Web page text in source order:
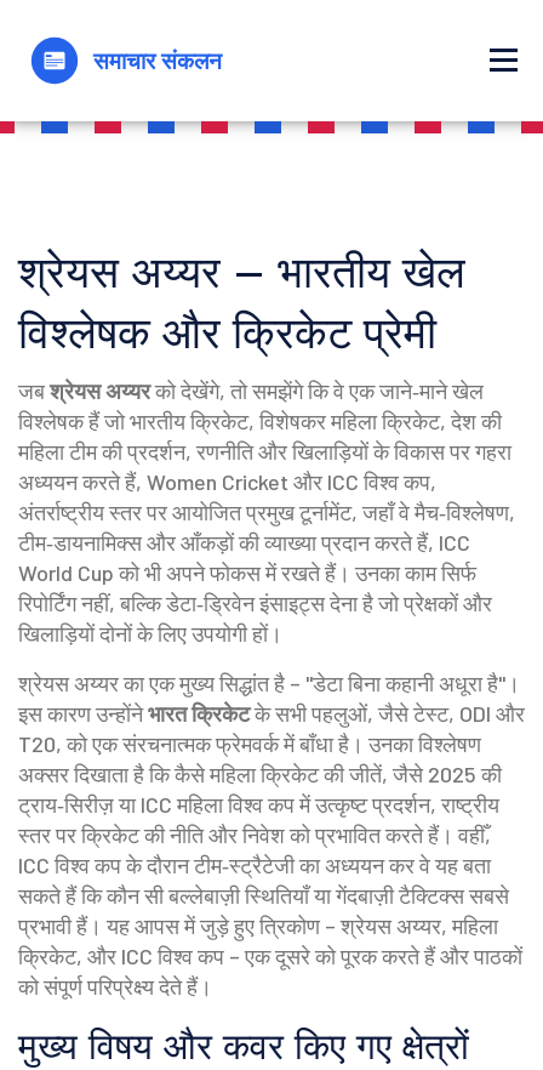
श्रेयस अय्यर – भारतीय खेल
विश्लेषक और क्रिकेट प्रेमी
जबश्रेयस अय्यरको देखेंगे, तो समझेंगे कि वे एक जाने‑माने खेल
विश्लेषक हैं जो भारतीय क्रिकेट, विशेषकरमहिला क्रिकेट,देश की
महिला टीम की प्रदर्शन, रणनीति और खिलाड़ियों के विकास पर गहरा
अध्ययन करते हैं, Women Cricket और ICC विश्व कप,
अंतर्राष्ट्रीय स्तर पर आयोजित प्रमुख टूर्नामेंट, जहाँ वे मैच‑विश्लेषण,
टीम‑डायनामिक्स और आँकड़ों की व्याख्या प्रदान करते हैं, ICC
World Cupको भी अपने फोकस में रखते हैं। उनका काम सिर्फ
रिपोर्टिंग नहीं, बल्कि डेटा‑ड्रिवेन इंसाइट्स देना है जो प्रेक्षकों और
खिलाड़ियों दोनों के लिए उपयोगी हों।
श्रेयस अय्यर का एक मुख्य सिद्धांत है – "डेटा बिना कहानी अधूरा है"।
इस कारण उन्होंनेभारत क्रिकेटके सभी पहलुओं, जैसे टेस्ट, ODI और
T20, को एक संरचनात्मक फ्रेमवर्क में बाँधा है। उनका विश्लेषण
अक्सर दिखाता है कि कैसे महिला क्रिकेट की जीतें, जैसे 2025 की
ट्राय‑सिरीज़ या ICC महिला विश्व कप में उत्कृष्ट प्रदर्शन, राष्ट्रीय
स्तर पर क्रिकेट की नीति और निवेश को प्रभावित करते हैं। वहीँ,
ICC विश्व कप के दौरान टीम‑स्ट्रैटेजी का अध्ययन कर वे यह बता
सकते हैं कि कौन सी बल्लेबाज़ी स्थितियाँ या गेंदबाज़ी टैक्टिक्स सबसे
प्रभावी हैं। यह आपस में जुड़े हुए त्रिकोण – श्रेयस अय्यर, महिला
क्रिकेट, और ICC विश्व कप – एक दूसरे को पूरक करते हैं और पाठकों
को संपूर्ण परिप्रेक्ष्य देते हैं।
मुख्य विषय और कवर किए गए क्षेत्रों